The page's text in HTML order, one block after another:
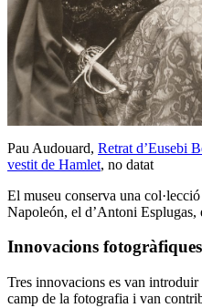
Pau Audouard, Retrat d’Eusebi
vestit de Hamlet, no datat
El museu conserva una
Napoleón, el d’Antoni
Innovacions fotogràfiques
Tres innovacions es van
camp de la fotografia i van